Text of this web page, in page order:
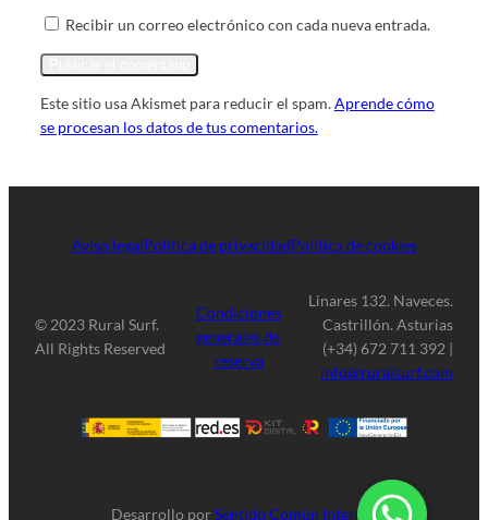
Recibir un correo electrónico con cada nueva entrada.
Este sitio usa Akismet para reducir el spam.Aprende cómo
se procesan los datos de tus comentarios.
Aviso legalPolítica de privacidadPolítica de cookies
© 2023 Rural Surf.
All Rights Reserved
Condiciones
generales de
reserva
Linares 132. Naveces.
Castrillón. Asturias
(+34) 672 711 392 |
info@ruralsurf.com
Desarrollo por Sentido Común Internet